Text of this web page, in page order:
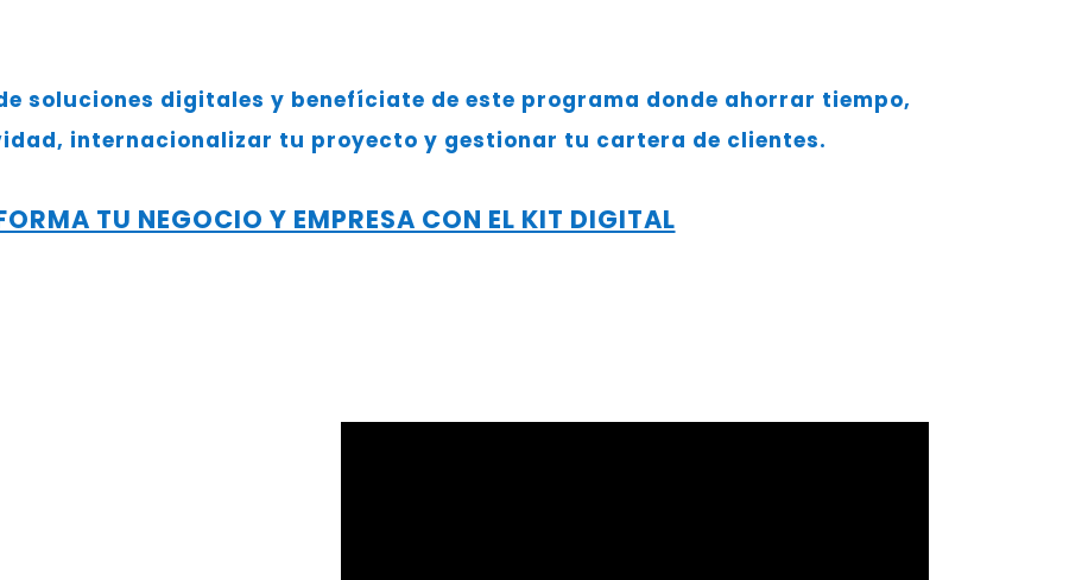
soluciones digitales y benefíciate de este programa donde ahorrar tiempo,
internacionalizar tu proyecto y gestionar tu cartera de clientes.
TU NEGOCIO Y EMPRESA CON EL KIT DIGITAL